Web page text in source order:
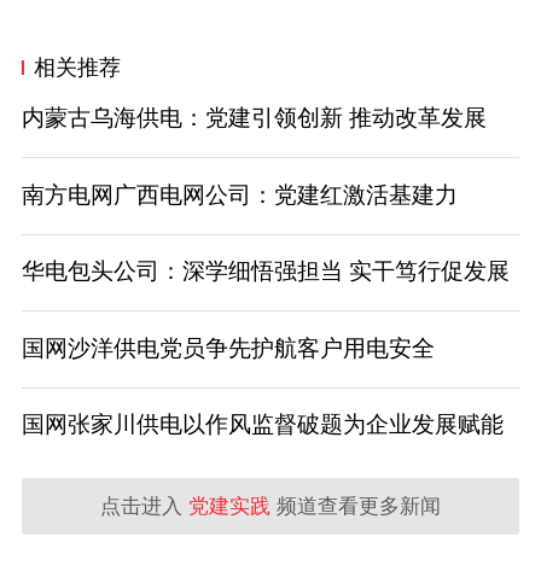
相关推荐
内蒙古乌海供电：党建引领创新 推动改革发展
南方电网广西电网公司：党建红激活基建力
华电包头公司：深学细悟强担当 实干笃行促发展
国网沙洋供电党员争先护航客户用电安全
国网张家川供电以作风监督破题为企业发展赋能
点击进入 党建实践 频道查看更多新闻